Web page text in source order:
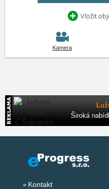
Vložit
Kamera
Široká
Kontakt